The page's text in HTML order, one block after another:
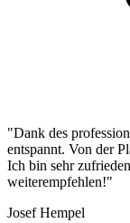
"Dank des
entspannt. Von der
Ich bin sehr
weiterempfehlen!"
Josef Hempel